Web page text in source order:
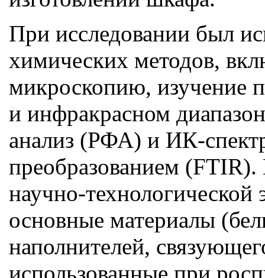
При исследовании был
химических методов,
микроскопию, изучение
и инфракрасном
анализ (РФА) и ИК-
преобразованием
научно-
основные материалы
наполнителей,
использованные при